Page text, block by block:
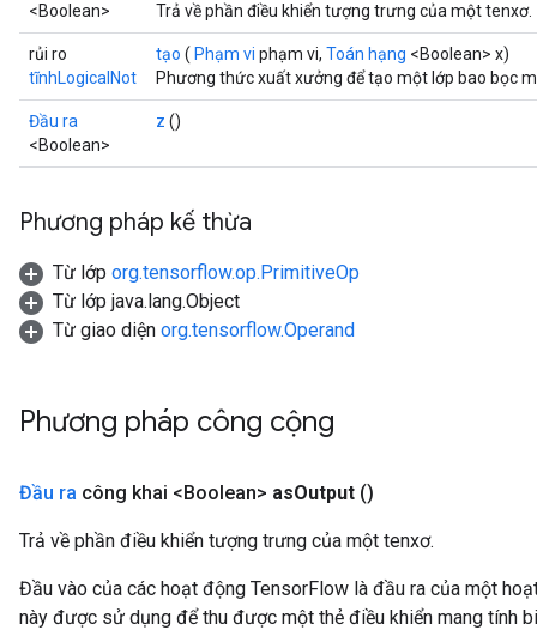
<Boolean>
Trả về phần điều khiển tượng trưng của một tenxơ.
rủi ro
tĩnhLogicalNot
tạo ( Phạm vi phạm vi, Toán hạng <Boolean> x)
Phương thức xuất xưởng để tạo một lớp bao bọc
Đầu ra
<Boolean>
z ()
Phương pháp kế thừa
Từ lớp org.tensorflow.op.PrimitiveOp
Từ lớp java.lang.Object
Từ giao diện org.tensorflow.Operand
Phương pháp công cộng
Đầu ra công khai <Boolean> asOutput ()
Trả về phần điều khiển tượng trưng của một tenxơ.
Đầu vào của các hoạt động TensorFlow là đầu ra của một
này được sử dụng để thu được một thẻ điều khiển mang tính